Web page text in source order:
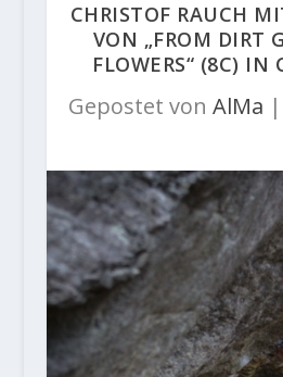
CHRISTOF RAUCH
VON „FROM DIRT
FLOWERS“ (8C) IN
Gepostet von AlMa |